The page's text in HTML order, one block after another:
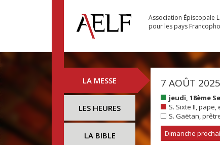
Association Épiscopale
pour les pays
LA MESSE
LES HEURES
LA BIBLE
7 AOÛT 2025
jeudi, 18ème
S. Sixte II,
S. Gaëtan,
Dimanche